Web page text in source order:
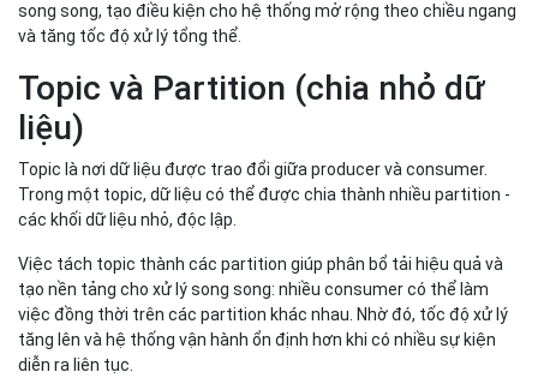
song song, tạo điều kiện cho hệ thống mở rộng theo chiều ngang
và tăng tốc độ xử lý tổng thể.
Topic và Partition (chia nhỏ dữ
liệu)
Topic là nơi dữ liệu được trao đổi giữa producer và consumer.
Trong một topic, dữ liệu có thể được chia thành nhiều partition -
các khối dữ liệu nhỏ, độc lập.
Việc tách topic thành các partition giúp phân bổ tải hiệu quả và
tạo nền tảng cho xử lý song song: nhiều consumer có thể làm
việc đồng thời trên các partition khác nhau. Nhờ đó, tốc độ xử lý
tăng lên và hệ thống vận hành ổn định hơn khi có nhiều sự kiện
diễn ra liên tục.